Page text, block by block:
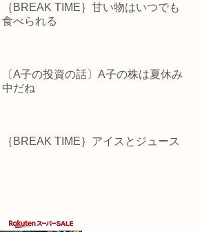
｛BREAK TIME｝甘い物はいつでも
食べられる
〔A子の投資の話〕A子の株は夏休み
中だね
｛BREAK TIME｝アイスとジュース